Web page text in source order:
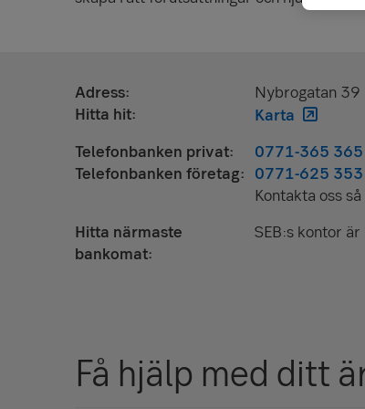
Adress
Nybrogatan 39
Hitta hit
Karta
Telefonbanken privat
0771-365 365
Telefonbanken företag
0771-625 353
Kontakta oss
Hitta närmaste
bankomat
SEB:s kontor
Få hjälp med ditt